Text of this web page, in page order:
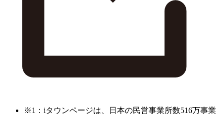
※1：iタウンページは、日本の民営事業所数516万事業